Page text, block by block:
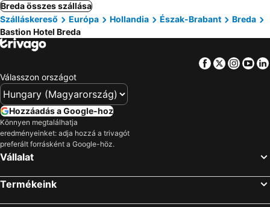
Breda összes szállása
Szálláskereső
Európa Hollandia Észak-Brabant
Breda
Bastion Hotel Breda
Facebook
Twitter
Válasszon országot
Hozzáadás a Google-hoz
Könnyen megtalálhatja
eredményeinket: adja hozzá a trivagót
preferált forrásként a Google-höz.
Vállalat
Termékeink